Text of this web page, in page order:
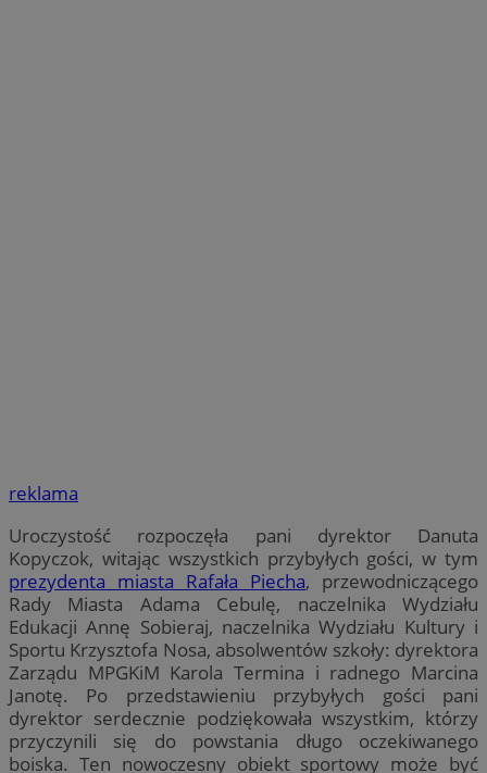
reklama
Uroczystość rozpoczęła pani dyrektor Danuta
Kopyczok, witając wszystkich przybyłych gości, w tym
prezydenta miasta Rafała Piecha, przewodniczącego
Rady Miasta Adama Cebulę, naczelnika Wydziału
Edukacji Annę Sobieraj, naczelnika Wydziału Kultury i
Sportu Krzysztofa Nosa, absolwentów szkoły: dyrektora
Zarządu MPGKiM Karola Termina i radnego Marcina
Janotę. Po przedstawieniu przybyłych gości pani
dyrektor serdecznie podziękowała wszystkim, którzy
przyczynili się do powstania długo oczekiwanego
boiska. Ten nowoczesny obiekt sportowy może być